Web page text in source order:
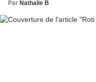
Par Nathalie B